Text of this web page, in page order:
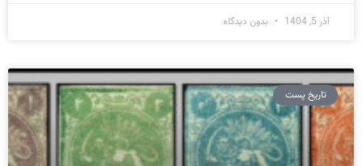
آذر 5, 1404 بدون دیدگاه
تاریخ پست